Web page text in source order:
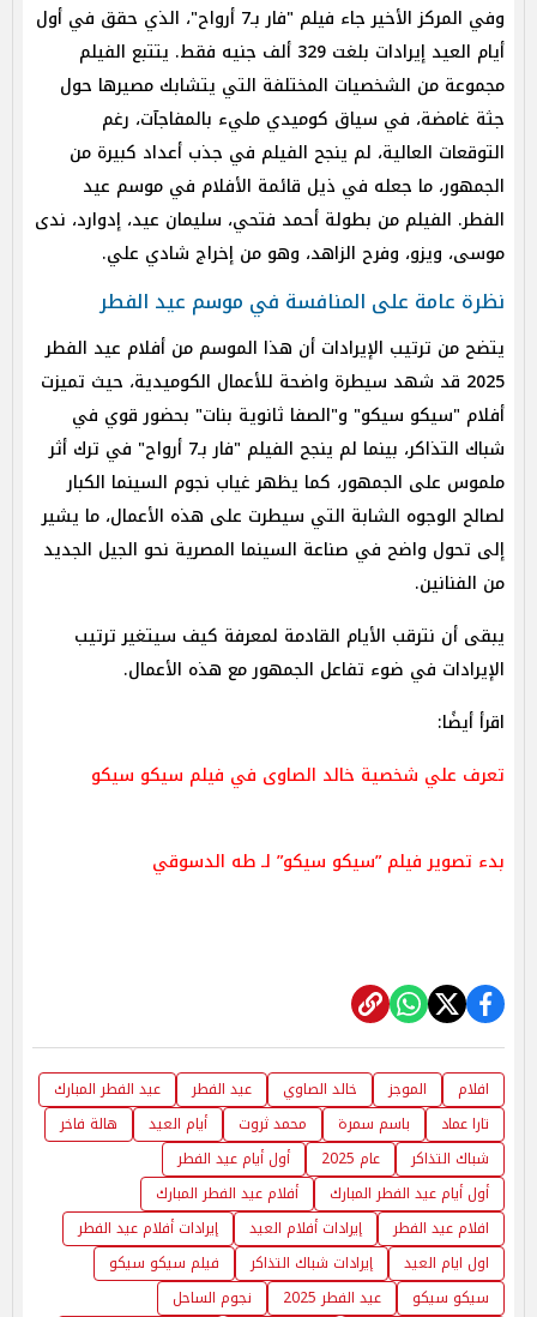
وفي المركز الأخير جاء فيلم "فار بـ7 أرواح"، الذي حقق في أول
أيام العيد إيرادات بلغت 329 ألف جنيه فقط. يتتبع الفيلم
مجموعة من الشخصيات المختلفة التي يتشابك مصيرها حول
جثة غامضة، في سياق كوميدي مليء بالمفاجآت، رغم
التوقعات العالية، لم ينجح الفيلم في جذب أعداد كبيرة من
الجمهور، ما جعله في ذيل قائمة الأفلام في موسم عيد
الفطر. الفيلم من بطولة أحمد فتحي، سليمان عيد، إدوارد، ندى
موسى، ويزو، وفرح الزاهد، وهو من إخراج شادي علي.
نظرة عامة على المنافسة في موسم عيد الفطر
يتضح من ترتيب الإيرادات أن هذا الموسم من أفلام عيد الفطر
2025 قد شهد سيطرة واضحة للأعمال الكوميدية، حيث تميزت
أفلام "سيكو سيكو" و"الصفا ثانوية بنات" بحضور قوي في
شباك التذاكر، بينما لم ينجح الفيلم "فار بـ7 أرواح" في ترك أثر
ملموس على الجمهور، كما يظهر غياب نجوم السينما الكبار
لصالح الوجوه الشابة التي سيطرت على هذه الأعمال، ما يشير
إلى تحول واضح في صناعة السينما المصرية نحو الجيل الجديد
من الفنانين.
يبقى أن نترقب الأيام القادمة لمعرفة كيف سيتغير ترتيب
الإيرادات في ضوء تفاعل الجمهور مع هذه الأعمال.
اقرأ أيضًا:
تعرف علي شخصية خالد الصاوى في فيلم سيكو سيكو
بدء تصوير فيلم ”سيكو سيكو” لـ طه الدسوقي
افلام الموجز خالد الصاوي عيد الفطر
عيد الفطر المبارك
تارا عماد
باسم سمرة محمد ثروت أيام العيد
هالة فاخر
شباك التذاكر
عام 2025
أول أيام عيد الفطر
أول أيام عيد الفطر المبارك
أفلام عيد الفطر المبارك
افلام عيد الفطر
إيرادات أفلام العيد
إيرادات أفلام عيد الفطر
اول ايام العيد
إيرادات شباك التذاكر
فيلم سيكو سيكو
سيكو سيكو
عيد الفطر 2025
نجوم الساحل